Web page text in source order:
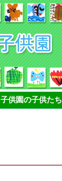
子供園の子供たち